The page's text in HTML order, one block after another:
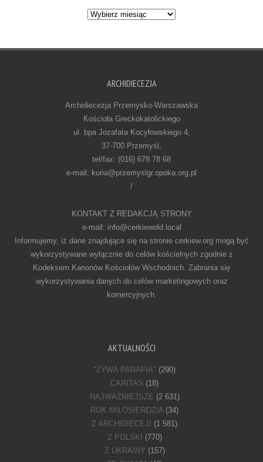
Archiwum
ARCHIDIECEZJA
Archidiecezja Przemysko-Warszawska
Kościoła Greckokatolickiego
ul. bpa Jozafata Kocyłowskiego 4,
37-700 Przemyśl,
tel/fax: (016) 678 78 68
e-mail: kuria@przemyslgr.opoka.org.pl
/
KONTAKT Z REDAKCJĄ STRONY
e-mail: info@cerkiewold.local
Informujemy, iż dane znajdujące się na stronie cerkiew.org mogą być
wykorzystywane wyłącznie do celów kościelnych zgodnie z
Kodeksem Kanonów Kościołów Wschodnich. Zabrania się
wykorzystywania danych do celów marketingowych oraz
komercyjnych.
AKTUALNOŚCI
"ŻYWA PARAFIA" (290)
CARITAS (18)
NAJWAŻNIEJSZE (2 631)
ROK MIŁOSIERDZIA (34)
Z ARCHIDIECEJI (1 581)
Z POLSKI (770)
Z UKRAINY (157)